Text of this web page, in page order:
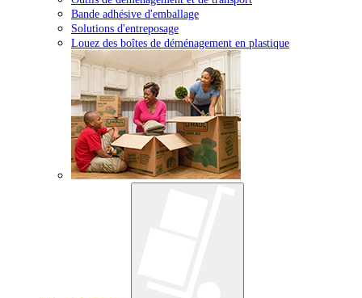
Bande adhésive d'emballage
Solutions d'entreposage
Louez des boîtes de déménagement en plastique